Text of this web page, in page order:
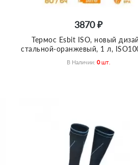
3870 ₽
Термос Esbit ISO, новый
cтальной-оранжевый, 1 л,
В Наличии: 0 Шт.